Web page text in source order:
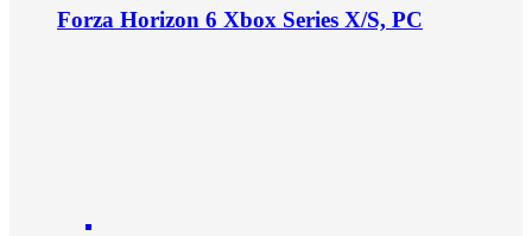
Forza Horizon 6 Xbox Series X/S, PC